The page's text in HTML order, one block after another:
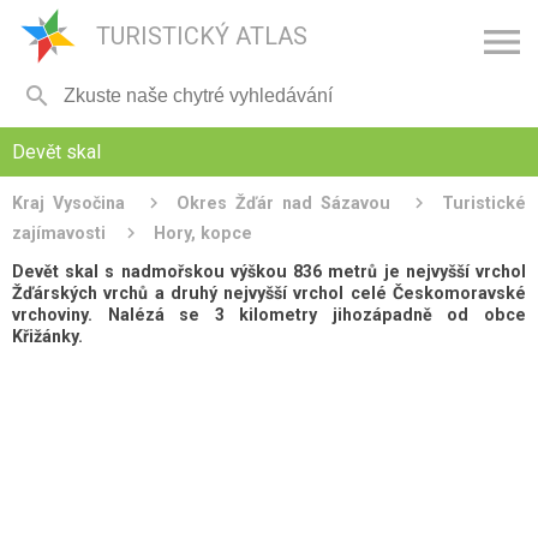
TURISTICKÝ ATLAS 

Devět skal
Kraj Vysočina Okres Žďár nad Sázavou
Turistické
zajímavosti
Hory, kopce
Devět skal s nadmořskou výškou 836 metrů je nejvyšší vrchol
Žďárských vrchů a druhý nejvyšší vrchol celé Českomoravské
vrchoviny. Nalézá se 3 kilometry jihozápadně od obce
Křižánky.